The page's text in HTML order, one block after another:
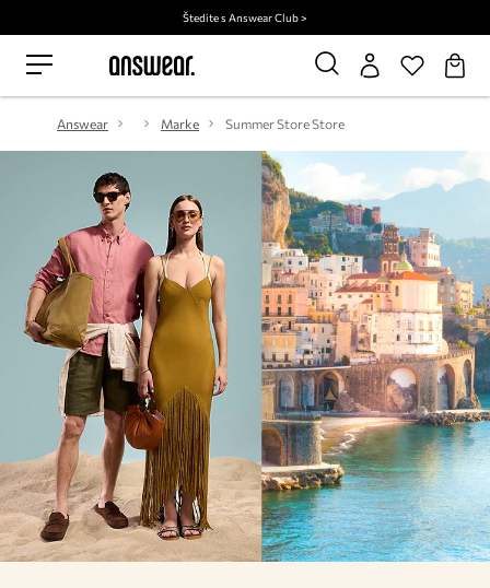
Štedite s Answear Club >
Answear Marke Summer Store Store